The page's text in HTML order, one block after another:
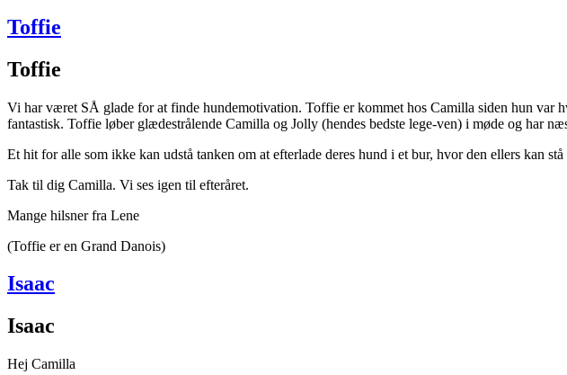
Toffie
Toffie
Vi har været SÅ glade for at finde hundemotivation. Toffie er kommet hos Camilla siden hun var
fantastisk. Toffie løber glædestrålende Camilla og Jolly (hendes bedste lege-ven) i møde og har
Et hit for alle som ikke kan udstå tanken om at efterlade deres hund i et bur, hvor den ellers kan
Tak til dig Camilla. Vi ses igen til efteråret.
Mange hilsner fra Lene
(Toffie er en Grand Danois)
Isaac
Isaac
Hej Camilla